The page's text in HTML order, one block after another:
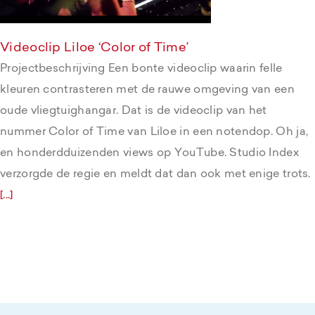
Videoclip Liloe ‘Color of Time’
Projectbeschrijving Een bonte videoclip waarin felle
kleuren contrasteren met de rauwe omgeving van een
oude vliegtuighangar. Dat is de videoclip van het
nummer Color of Time van Liloe in een notendop. Oh ja,
en honderdduizenden views op YouTube. Studio Index
verzorgde de regie en meldt dat dan ook met enige trots.
[...]